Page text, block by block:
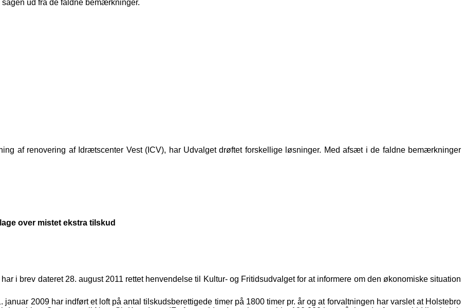
ud fra de faldne bemærkninger.
af renovering af Idrætscenter Vest (ICV), har Udvalget drøftet forskellige løsninger. Med afsæt i de faldne bemærkninger
over mistet ekstra tilskud
i brev dateret 28. august 2011 rettet henvendelse til Kultur- og Fritidsudvalget for at informere om den økonomiske situation
2009 har indført et loft på antal tilskudsberettigede timer på 1800 timer pr. år og at forvaltningen har varslet at Holstebro